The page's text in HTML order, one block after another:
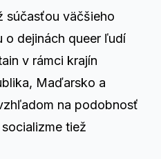
súčasťou väčšieho
o dejinách queer ľudí
v rámci krajín
Maďarsko a
na podobnosť
tiež